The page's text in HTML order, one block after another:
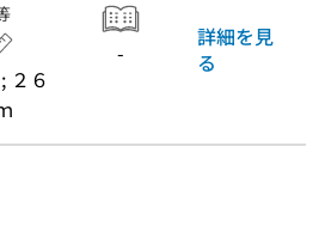
２６
-
詳細を見
る